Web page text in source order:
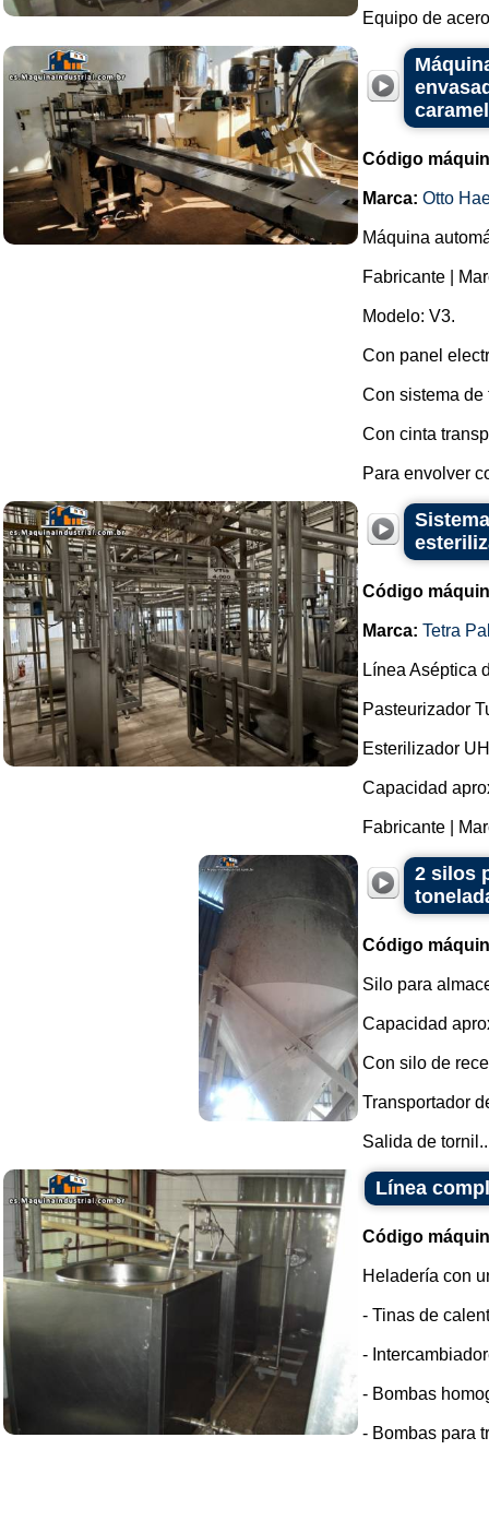
Equipo de
Código
Marca: Otto
Máquina
Fabricante |
Modelo: V3.
Con panel
Con sistema de
Con cinta
Para envolver
Código
Marca: Tetra
Línea Aséptica
Pasteurizador
Esterilizador
Capacidad
Fabricante |
2 silos
Código
Silo para
Capacidad
Con silo de
Transportador
Salida de
Línea
Código
Heladería con
- Tinas de
-
- Bombas
- Bombas para